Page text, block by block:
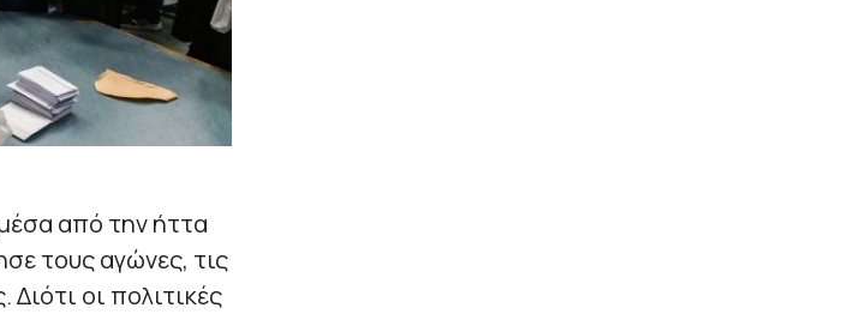
από την ήττα
τους αγώνες, τις
οι πολιτικές